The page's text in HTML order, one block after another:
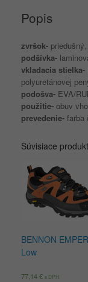
Popis
zvršok-
podšívka-
vkladacia stielka-
polyuretánovej
podošva- EVA/
použitie- obuv
prevedenie- farba
Súvisiace
BENNON
Low
77,14€ s DPH